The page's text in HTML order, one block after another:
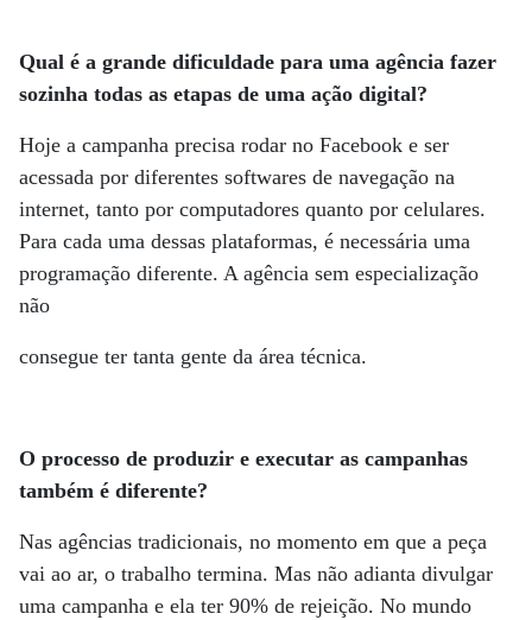
Qual é a grande dificuldade para uma agência fazer
sozinha todas as etapas de uma ação digital?
Hoje a campanha precisa rodar no Facebook e ser
acessada por diferentes softwares de navegação na
internet, tanto por computadores quanto por celulares.
Para cada uma dessas plataformas, é necessária uma
programação diferente. A agência sem especialização
não
consegue ter tanta gente da área técnica.
O processo de produzir e executar as campanhas
também é diferente?
Nas agências tradicionais, no momento em que a peça
vai ao ar, o trabalho termina. Mas não adianta divulgar
uma campanha e ela ter 90% de rejeição. No mundo